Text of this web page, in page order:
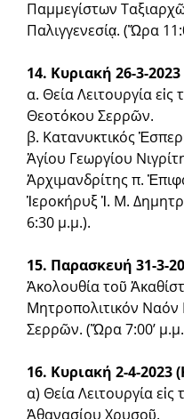
Παμμεγί­στων
Παλιγγενεσίᾳ. (Ὥρα
14. Κυριακή 26-3-
α. Θεία Λειτουργία
Θεοτόκου Σερρῶν.
β. Κατανυκτικός
Ἁγίου Γεωργίου
Ἀρχιμανδρίτης π.
Ἱεροκήρυξ Ἱ. Μ.
6:30 μ.μ.).
15. Παρασκευή 31-3-
Ἀκολουθία τοῦ
Μητροπολιτι­κόν
Σερρῶν. (Ὥρα 7:00’
16. Κυριακή 2-4-2023
α) Θεία Λειτουργία
Ἀθανασίου Χρυσοῦ.